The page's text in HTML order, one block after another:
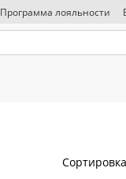
Программа лояльности
Отказ